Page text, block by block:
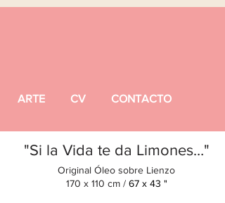
ARTE CV CONTACTO
"Si la Vida te da Limones…"
Original Óleo sobre Lienzo
170 x 110 cm / 67 x 43 "